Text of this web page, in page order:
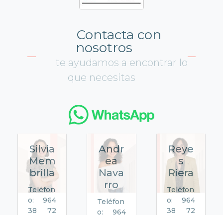
Contacta con
nosotros
te ayudamos a encontrar lo
que necesitas
Silvia
Mem
brilla
Teléfon
o: 964
38 72
Andr
ea
Nava
rro
Teléfon
o: 964
Reye
s
Riera
Teléfon
o: 964
38 72